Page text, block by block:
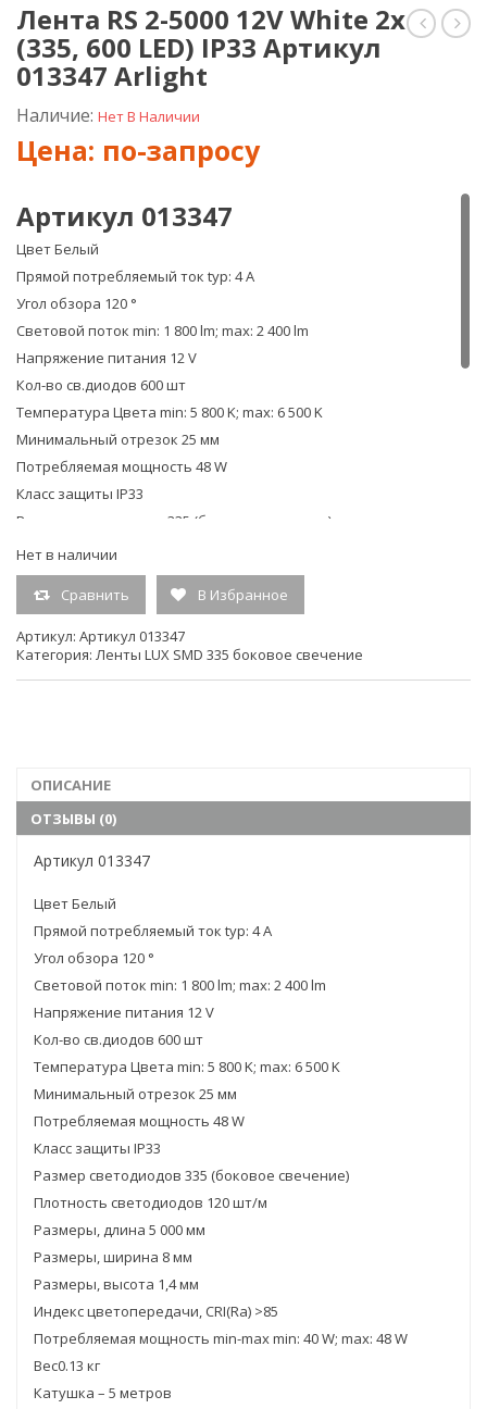
RS RS
600
Лента RS 2-5000 12V White 2x
(335, 600 LED) IP33 Артикул
013347 Arlight
Наличие: Нет В Наличии
Артикул 013347
Цвет Белый
Прямой потребляемый ток typ: 4 A
Угол обзора 120 °
Световой поток min: 1 800 lm; max: 2 400 lm
Напряжение питания 12 V
Кол-во св.диодов 600 шт
Температура Цвета min: 5 800 K; max: 6 500 K
Минимальный отрезок 25 мм
Потребляемая мощность 48 W
Класс защиты IP33
Размер светодиодов 335 (боковое свечение)
Плотность светодиодов 120 шт/м
Размеры, длина 5 000 мм
Размеры, ширина 8 мм
Размеры, высота 1,4 мм
Индекс цветопередачи, CRI(Ra) >85
Потребляемая мощность min-max min: 40 W; max: 48 W
Нет в наличии
Сравнить В Избранное
Артикул: Артикул 013347
Категория: Ленты LUX SMD 335 боковое свечение
ОПИСАНИЕ
ОТЗЫВЫ (0)
Артикул 013347
Цвет Белый
Прямой потребляемый ток typ: 4 A
Угол обзора 120 °
Световой поток min: 1 800 lm; max: 2 400 lm
Напряжение питания 12 V
Кол-во св.диодов 600 шт
Температура Цвета min: 5 800 K; max: 6 500 K
Минимальный отрезок 25 мм
Потребляемая мощность 48 W
Класс защиты IP33
Размер светодиодов 335 (боковое свечение)
Плотность светодиодов 120 шт/м
Размеры, длина 5 000 мм
Размеры, ширина 8 мм
Размеры, высота 1,4 мм
Индекс цветопередачи, CRI(Ra) >85
Потребляемая мощность min-max min: 40 W; max: 48 W
Вес0.13 кг
Катушка – 5 метров